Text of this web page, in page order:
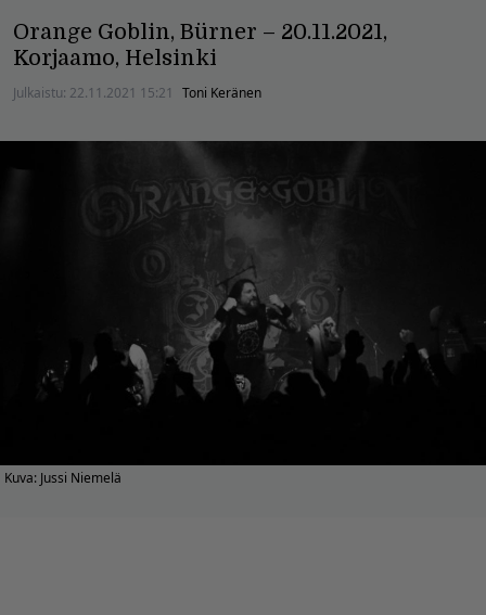
Orange Goblin, Bürner – 20.11.2021,
Korjaamo, Helsinki
Julkaistu: 22.11.2021 15:21 Toni Keränen
Kuva: Jussi Niemelä